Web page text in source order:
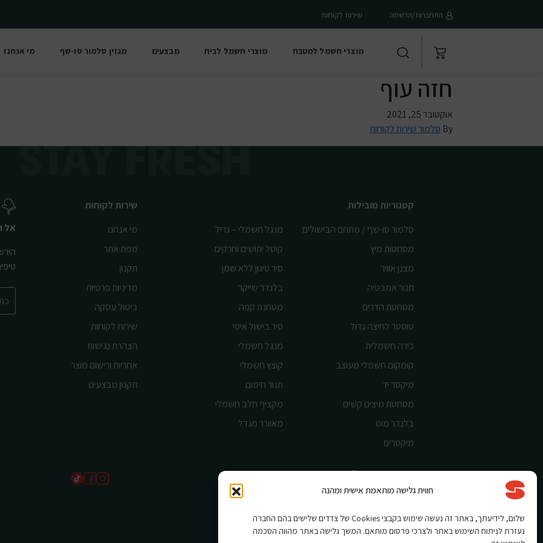
חווית גלישה מותאמת אישית ומהנה
שלום, לידיעתך, באתר זה נעשה שימוש בקבצי Cookies של צדדים שלישים בהם החברה
נעזרת לניתוח השימוש באתר ולצרכי פרסום מותאם. המשך גלישה באתר מהווה הסכמה
התחברות/הרשמה שירות לקוחות
מוצרי חשמל למטבח מוצרי חשמל לבית מבצעים מגזין סלמור סו-שף מי אנחנו
חזה עוף
אוקטובר 25, 2021
By סלמור שירות לקוחות
קטגוריות מובילות
סלמור סו-שף / מתחם הבישולים
מנגל חשמלי – גריל
מסחטות מיץ
קוטל יתושים וחרקים
מצנן אוויר
סיר טיגון ללא שמן
תנור אמבטיה
בלנדר שייקר
מסחטת הדרים
מטחנת קפה
טוסטר לחיצה גדול
סיר בישול איטי
כירה חשמלית
מנגל חשמלי
קומקום חשמלי מעוצב
קוצץ חשמלי
מיקסר יד
תנור חימום
מסחטת מיצים קשים
מקציף חלב חשמלי
בלנדר מוט
מאוורר מגדל
מיקסרים
שירות לקוחות
מי אנחנו
מפת אתר
תקנון
מדיניות פרטיות
ביטול עסקה
שירות לקוחות
הצהרת נגישות
אחריות ורישום מוצר
תקנון מבצעים
אל